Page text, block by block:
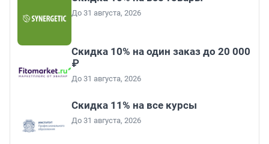
До 31 августа, 2026
Скидка 10% на один заказ до 20 000
₽
До 31 августа, 2026
Скидка 11% на все курсы
До 31 августа, 2026